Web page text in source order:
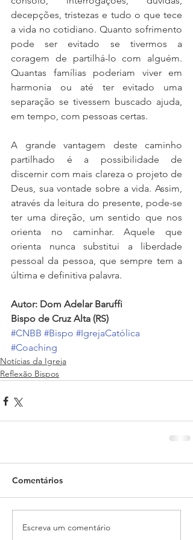
decepções, tristezas e tudo o que tece
a vida no cotidiano. Quanto sofrimento
pode ser evitado se tivermos a
coragem de partilhá-lo com alguém.
Quantas famílias poderiam viver em
harmonia ou até ter evitado uma
separação se tivessem buscado ajuda,
em tempo, com pessoas certas.
A grande vantagem deste caminho
partilhado é a possibilidade de
discernir com mais clareza o projeto de
Deus, sua vontade sobre a vida. Assim,
através da leitura do presente, pode-se
ter uma direção, um sentido que nos
orienta no caminhar. Aquele que
orienta nunca substitui a liberdade
pessoal da pessoa, que sempre tem a
última e definitiva palavra.
Autor: Dom Adelar Baruffi
Bispo de Cruz Alta (RS)
#CNBB #Bispo #IgrejaCatólica
#Coaching
Notícias da Igreja
Reflexão Bispos
Comentários
Escreva um comentário